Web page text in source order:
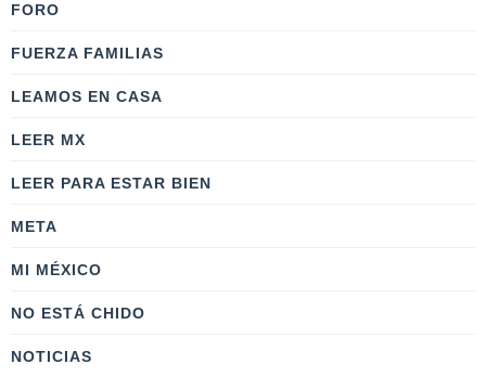
FORO
FUERZA FAMILIAS
LEAMOS EN CASA
LEER MX
LEER PARA ESTAR BIEN
META
MI MÉXICO
NO ESTÁ CHIDO
NOTICIAS